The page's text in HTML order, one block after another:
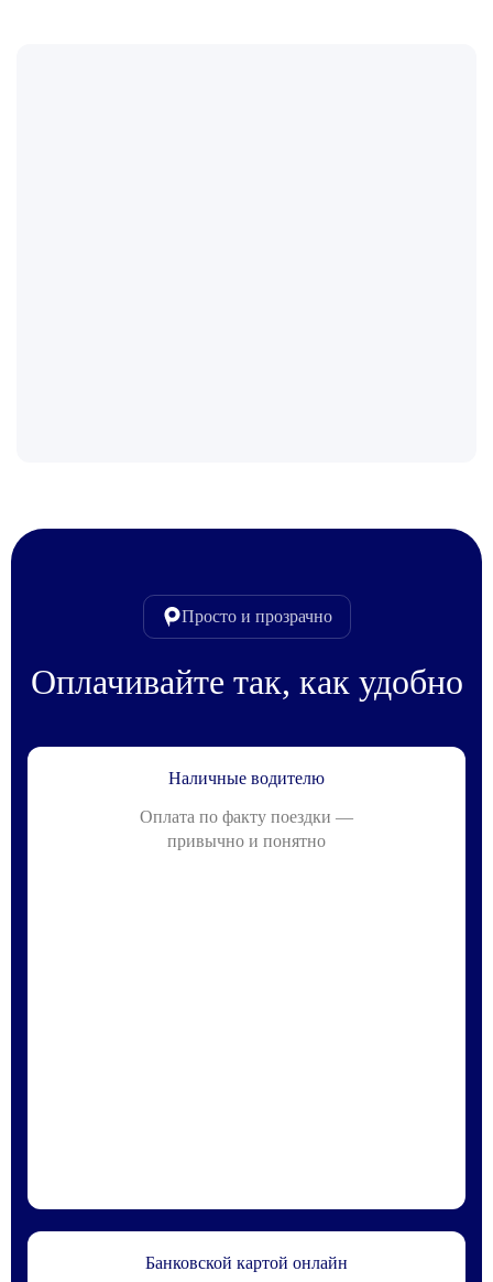
Просто и прозрачно
Оплачивайте так, как удобно
Наличные водителю
Оплата по факту поездки —
привычно и понятно
Банковской картой онлайн